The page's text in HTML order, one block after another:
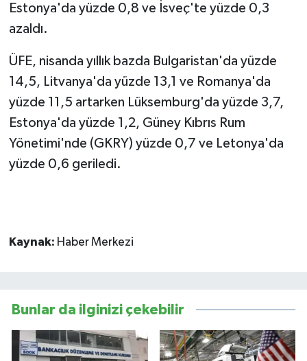
Estonya'da yüzde 0,8 ve İsveç'te yüzde 0,3
azaldı.
ÜFE, nisanda yıllık bazda Bulgaristan'da yüzde
14,5, Litvanya'da yüzde 13,1 ve Romanya'da
yüzde 11,5 artarken Lüksemburg'da yüzde 3,7,
Estonya'da yüzde 1,2, Güney Kıbrıs Rum
Yönetimi'nde (GKRY) yüzde 0,7 ve Letonya'da
yüzde 0,6 geriledi.
Kaynak: Haber Merkezi
Bunlar da ilginizi çekebilir